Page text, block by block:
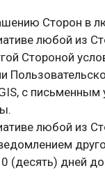
Сторон в
любой из
Стороной
с
любой из
(десять) дней